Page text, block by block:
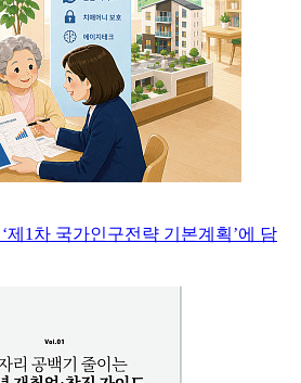
제1차 국가인구전략 기본계획’에 담